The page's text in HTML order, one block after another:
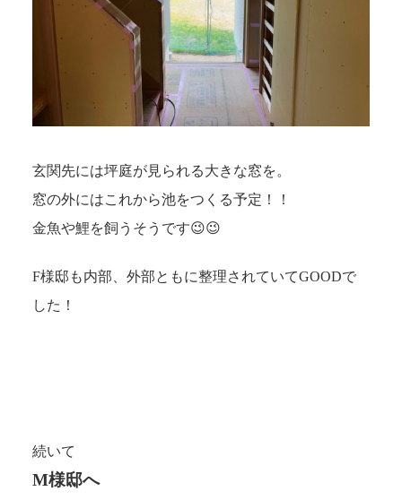
玄関先には坪庭が見られる大きな窓を。
窓の外にはこれから池をつくる予定！！
金魚や鯉を飼うそうです😉😉
F様邸も内部、外部ともに整理されていてGOODで
した！
続いて
M様邸へ